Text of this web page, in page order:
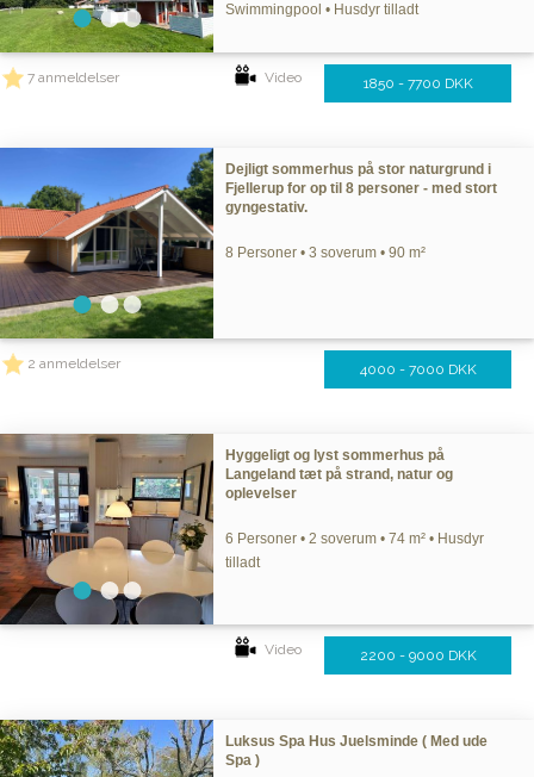
Swimmingpool • Husdyr tilladt
7 anmeldelser Video 1850 - 7700 DKK
Dejligt sommerhus på stor naturgrund i
Fjellerup for op til 8 personer - med stort
gyngestativ.
8 Personer • 3 soverum • 90 m²
2 anmeldelser 4000 - 7000 DKK
Hyggeligt og lyst sommerhus på
Langeland tæt på strand, natur og
oplevelser
6 Personer • 2 soverum • 74 m² • Husdyr
tilladt
Video 2200 - 9000 DKK
Luksus Spa Hus Juelsminde ( Med ude
Spa )